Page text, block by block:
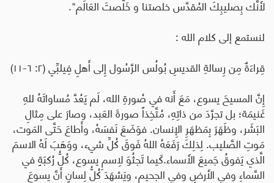
لأَنَّك بِصليبِكَ المُقدَّس خلصتنا و خَلَّصتَ العَالَم".
لنستمع إلى كلام الله:
قِراءَةٌ مِن رِسالةِ القديسِ بُولُس الرَّسُول إِلى أَهلِ فِيلبِّي (٢: ٦-١١)
إِنَّ المسيحَ يسوع، مَعَ أَنه في صُورةِ الله، لَم يَعُدَّ مُساواتَهُ للهِ
غَنيمَة؛ بل تجرَّدَ من ذاتِهِ، مُتَّخِذاً صورةَ العَبد، وصارَ على مِثالِ
البَشَر، وظَهَرَ بِمَظهَرِ الإِنسان. فوَضَعَ نَفسَهُ، وأَطاعَ حَتَّى المَوت،
مَوتِ الصَّليب. لِذلِكَ رَفَعَهُ اللهُ فَوقَ كُلِّ شيء، ووَهَبَ لَهُ الاسمَ
الَّذي يَفوقُ جَميعَ الأَسماء.كَيما تَجثُوَ لاِسمِ يسوع، كُلُّ رُكبَةٍ في
السَّماءِ وفي الأَرضِ وفي الجحيم، ويَشهَدَ كُلُّ لِسانٍ أَنَّ يسوعَ